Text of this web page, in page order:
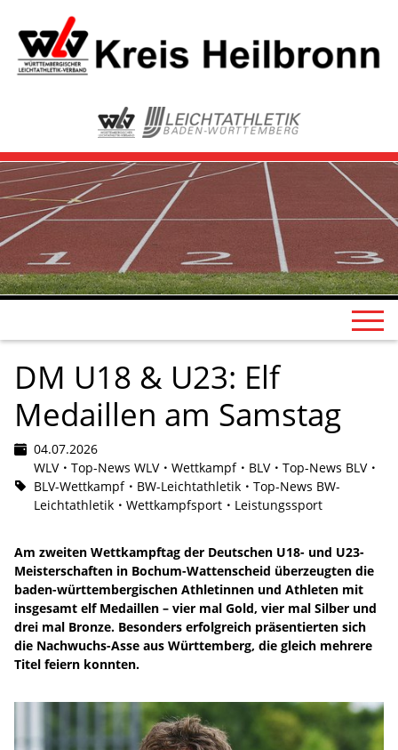
DM U18 & U23: Elf
Medaillen am Samstag
04.07.2026
WLV
Top-News WLV Wettkampf BLV
Top-News BLV
BLV-Wettkampf
BW-Leichtathletik
Top-News BW-
Leichtathletik
Wettkampfsport Leistungssport
Am zweiten Wettkampftag der Deutschen U18- und U23-
Meisterschaften in Bochum-Wattenscheid überzeugten die
baden-württembergischen Athletinnen und Athleten mit
insgesamt elf Medaillen – vier mal Gold, vier mal Silber und
drei mal Bronze. Besonders erfolgreich präsentierten sich
die Nachwuchs-Asse aus Württemberg, die gleich mehrere
Titel feiern konnten.